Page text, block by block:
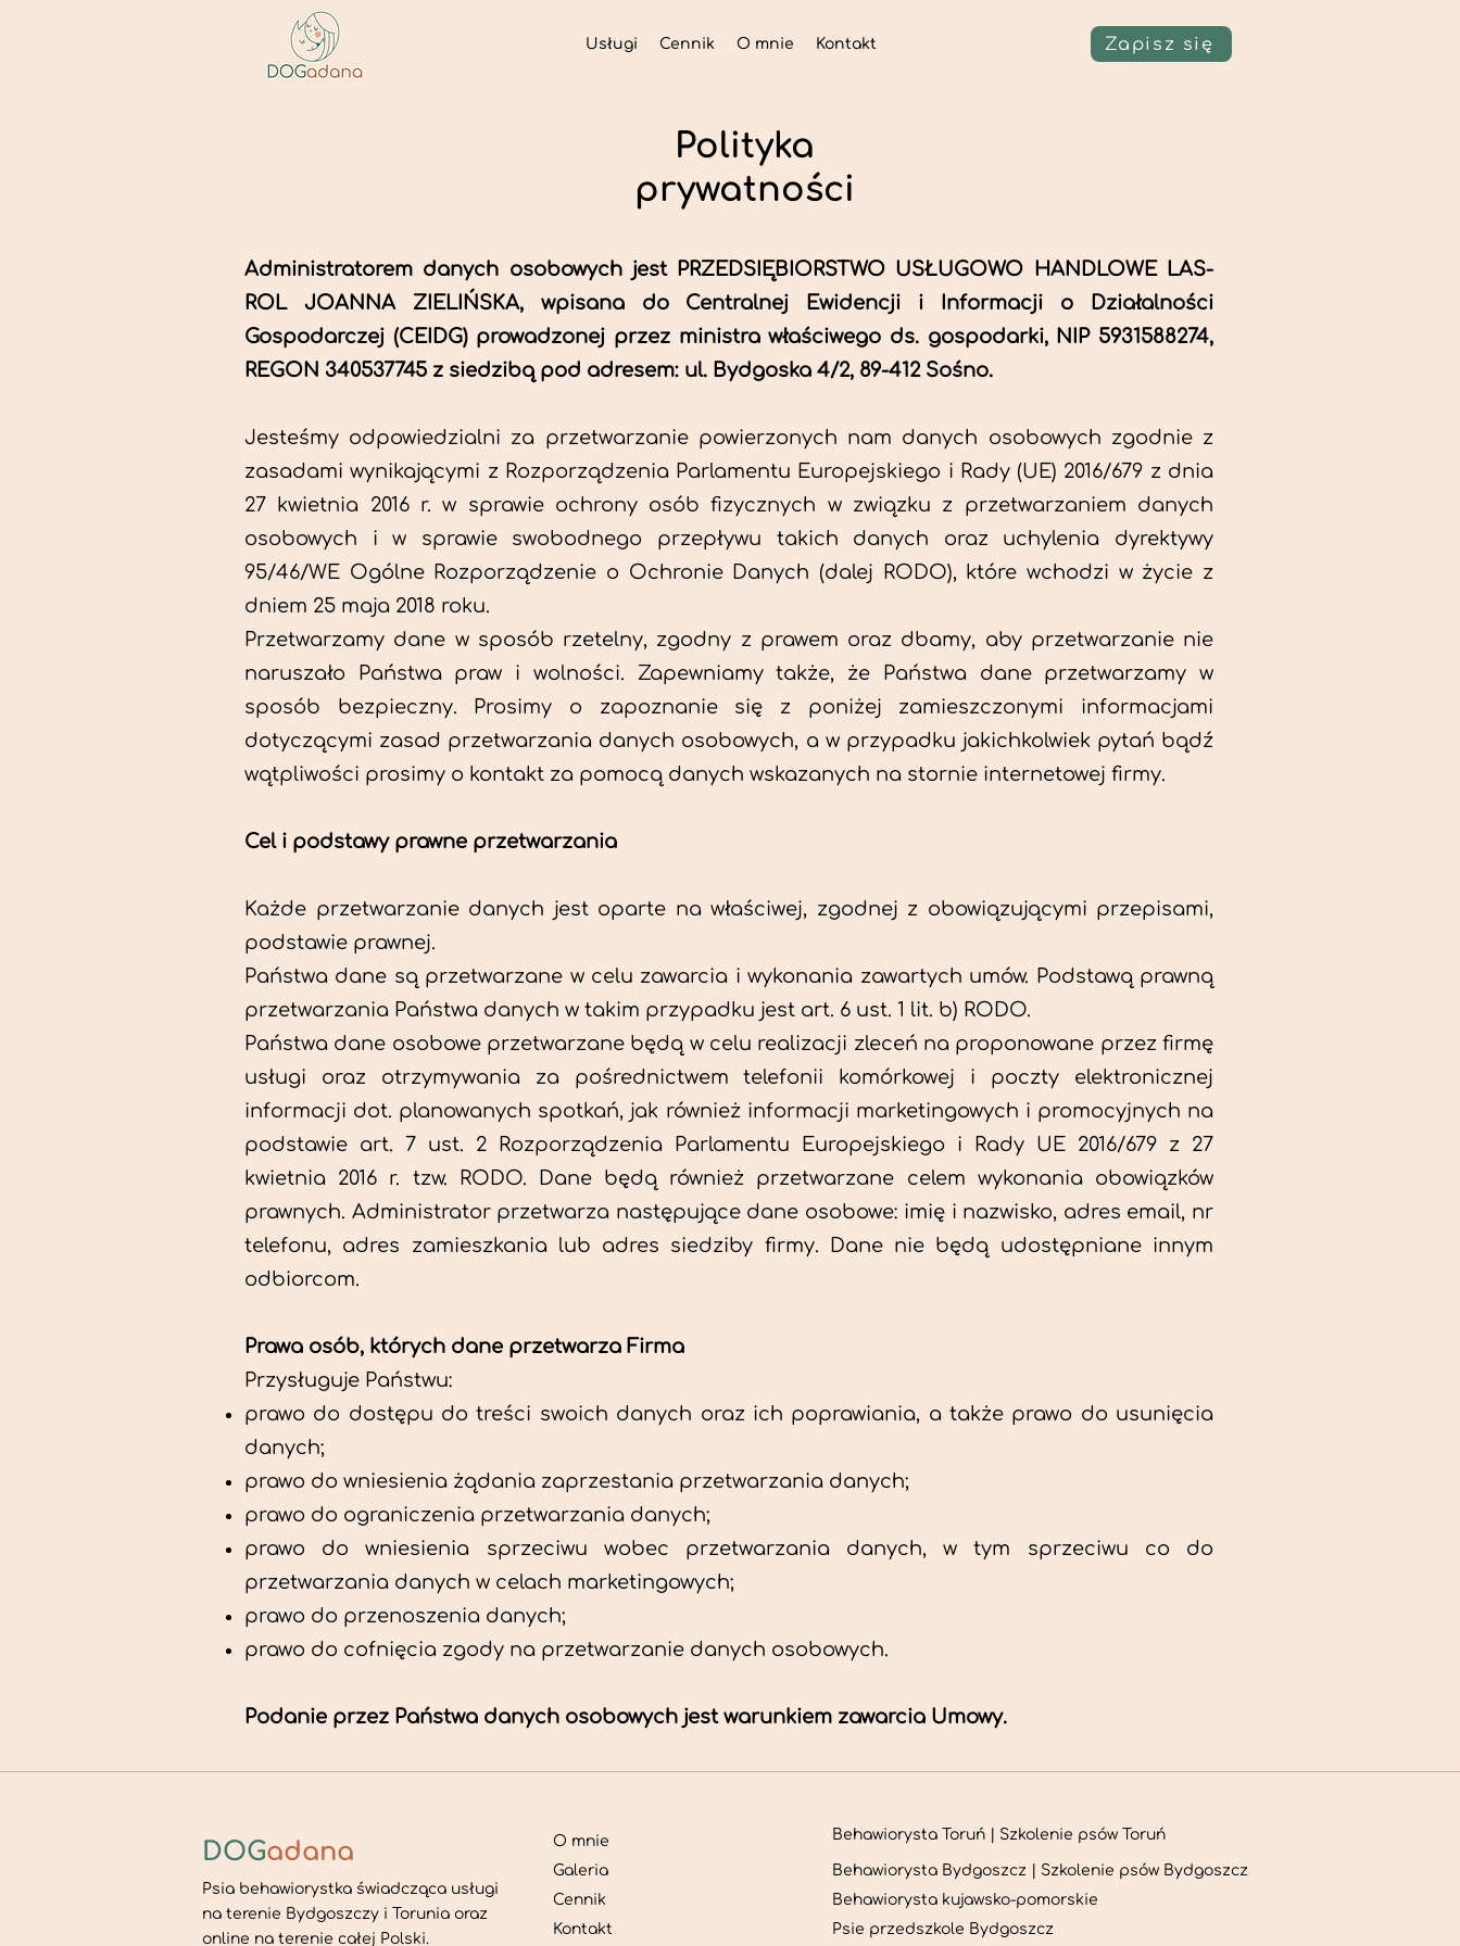
Usługi Cennik O mnie Kontakt Zapisz się
Polityka
prywatności
Administratorem danych osobowych jest PRZEDSIĘBIORSTWO USŁUGOWO HANDLOWE LAS-
ROL JOANNA ZIELIŃSKA, wpisana do Centralnej Ewidencji i Informacji o Działalności
Gospodarczej (CEIDG) prowadzonej przez ministra właściwego ds. gospodarki, NIP 5931588274,
REGON 340537745 z siedzibą pod adresem: ul. Bydgoska 4/2, 89-412 Sośno.
Jesteśmy odpowiedzialni za przetwarzanie powierzonych nam danych osobowych zgodnie z
zasadami wynikającymi z Rozporządzenia Parlamentu Europejskiego i Rady (UE) 2016/679 z dnia
27 kwietnia 2016 r. w sprawie ochrony osób fizycznych w związku z przetwarzaniem danych
osobowych i w sprawie swobodnego przepływu takich danych oraz uchylenia dyrektywy
95/46/WE Ogólne Rozporządzenie o Ochronie Danych (dalej RODO), które wchodzi w życie z
dniem 25 maja 2018 roku.
Przetwarzamy dane w sposób rzetelny, zgodny z prawem oraz dbamy, aby przetwarzanie nie
naruszało Państwa praw i wolności. Zapewniamy także, że Państwa dane przetwarzamy w
sposób bezpieczny. Prosimy o zapoznanie się z poniżej zamieszczonymi informacjami
dotyczącymi zasad przetwarzania danych osobowych, a w przypadku jakichkolwiek pytań bądź
wątpliwości prosimy o kontakt za pomocą danych wskazanych na stornie internetowej firmy.
Cel i podstawy prawne przetwarzania
Każde przetwarzanie danych jest oparte na właściwej, zgodnej z obowiązującymi przepisami,
podstawie prawnej.
Państwa dane są przetwarzane w celu zawarcia i wykonania zawartych umów. Podstawą prawną
przetwarzania Państwa danych w takim przypadku jest art. 6 ust. 1 lit. b) RODO.
Państwa dane osobowe przetwarzane będą w celu realizacji zleceń na proponowane przez firmę
usługi oraz otrzymywania za pośrednictwem telefonii komórkowej i poczty elektronicznej
informacji dot. planowanych spotkań, jak również informacji marketingowych i promocyjnych na
podstawie art. 7 ust. 2 Rozporządzenia Parlamentu Europejskiego i Rady UE 2016/679 z 27
kwietnia 2016 r. tzw. RODO. Dane będą również przetwarzane celem wykonania obowiązków
prawnych. Administrator przetwarza następujące dane osobowe: imię i nazwisko, adres email, nr
telefonu, adres zamieszkania lub adres siedziby firmy. Dane nie będą udostępniane innym
odbiorcom.
Prawa osób, których dane przetwarza Firma
Przysługuje Państwu:
prawo do dostępu do treści swoich danych oraz ich poprawiania, a także prawo do usunięcia
danych;
prawo do wniesienia żądania zaprzestania przetwarzania danych;
prawo do ograniczenia przetwarzania danych;
prawo do wniesienia sprzeciwu wobec przetwarzania danych, w tym sprzeciwu co do
przetwarzania danych w celach marketingowych;
prawo do przenoszenia danych;
prawo do cofnięcia zgody na przetwarzanie danych osobowych.
Podanie przez Państwa danych osobowych jest warunkiem zawarcia Umowy.
DOGadana
Psia behawiorystka świadcząca usługi
na terenie Bydgoszczy i Torunia oraz
online na terenie całej Polski.
O mnie
Galeria
Cennik
Kontakt
Behawiorysta Toruń | Szkolenie psów Toruń
Behawiorysta Bydgoszcz | Szkolenie psów Bydgoszcz
Behawiorysta kujawsko-pomorskie
Psie przedszkole Bydgoszcz